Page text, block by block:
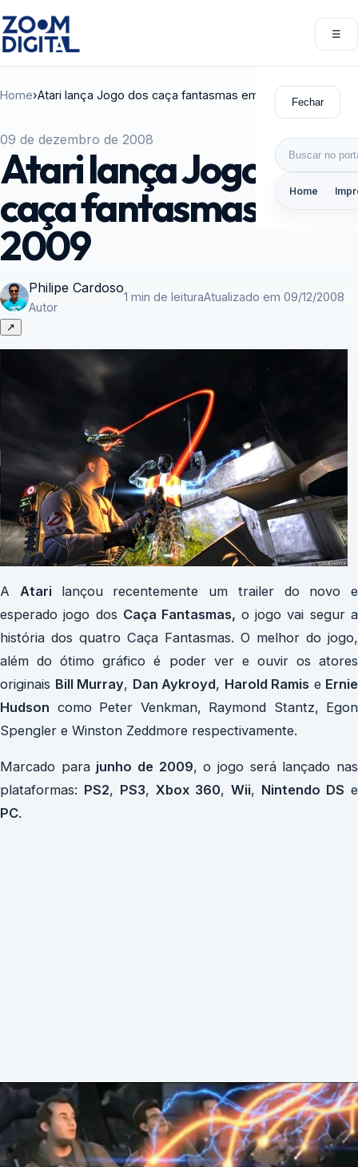
☰
Fechar
Buscar por:
Home
Home›Atari lança Jogo dos caça fantasmas em 2009
09 de dezembro de 2008
Atari lança Jogo dos
caça fantasmas em
2009
Philipe Cardoso
Autor
1 min de leituraAtualizado em 09/12/2008
↗
A Atari lançou recentemente um trailer do novo e
esperado jogo dos Caça Fantasmas, o jogo vai segur a
história dos quatro Caça Fantasmas. O melhor do jogo,
além do ótimo gráfico é poder ver e ouvir os atores
originais Bill Murray, Dan Aykroyd, Harold Ramis e Ernie
Hudson como Peter Venkman, Raymond Stantz, Egon
Spengler e Winston Zeddmore respectivamente.
Marcado para junho de 2009, o jogo será lançado nas
plataformas: PS2, PS3, Xbox 360, Wii, Nintendo DS e
PC.